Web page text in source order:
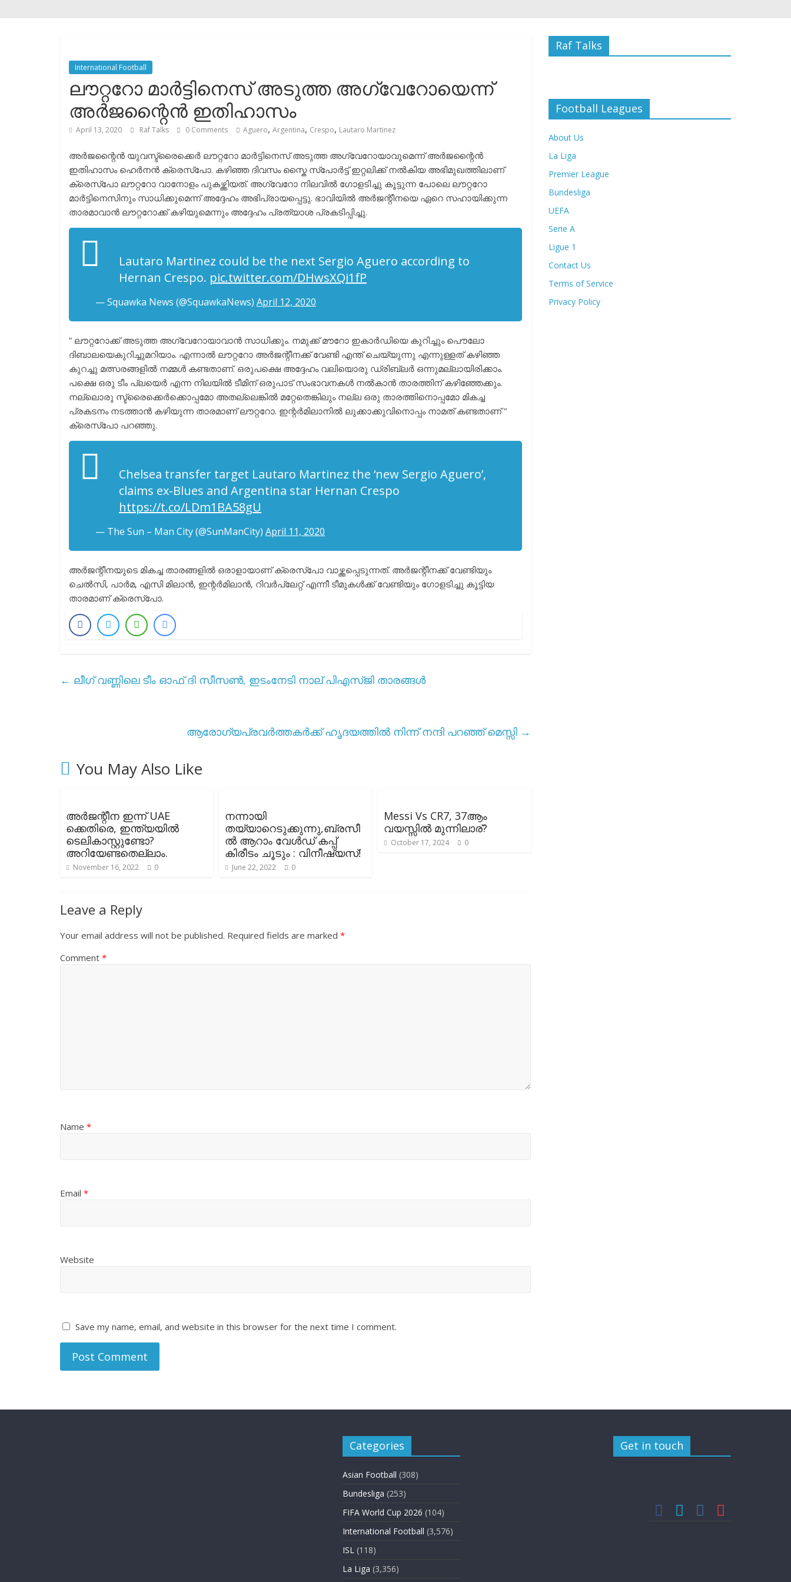
International Football
ലൗറ്ററോ മാർട്ടിനെസ് അടുത്ത അഗ്വേറോയെന്ന്
അർജന്റൈൻ ഇതിഹാസം
April 13, 2020 Raf Talks 0 Comments Aguero, Argentina, Crespo, Lautaro Martinez
അർജന്റൈൻ യുവസ്ട്രൈക്കെർ ലൗറ്ററോ മാർട്ടിനെസ് അടുത്ത അഗ്വേറോയാവുമെന്ന് അർജന്റൈൻ
ഇതിഹാസം ഹെർനൻ ക്രെസ്പോ. കഴിഞ്ഞ ദിവസം സ്കൈ സ്പോർട്ട് ഇറ്റലിക്ക് നൽകിയ അഭിമുഖത്തിലാണ്
ക്രെസ്പോ ലൗറ്ററോ വാനോളം പുകഴ്ത്തിയത്. അഗ്വേറോ നിലവിൽ ഗോളടിച്ചു കൂട്ടുന്ന പോലെ ലൗറ്ററോ
മാർട്ടിനെസിനും സാധിക്കുമെന്ന് അദ്ദേഹം അഭിപ്രായപ്പെട്ടു. ഭാവിയിൽ അർജന്റീനയെ ഏറെ സഹായിക്കുന്ന
താരമാവാൻ ലൗറ്ററോക്ക് കഴിയുമെന്നും അദ്ദേഹം പ്രത്യാശ പ്രകടിപ്പിച്ചു.
Lautaro Martinez could be the next Sergio Aguero according to
Hernan Crespo. pic.twitter.com/DHwsXQi1fP
— Squawka News (@SquawkaNews) April 12, 2020
” ലൗറ്ററോക്ക് അടുത്ത അഗ്വേറോയാവാൻ സാധിക്കും. നമുക്ക് മൗറോ ഇകാർഡിയെ കുറിച്ചും പൌലോ
ദിബാലയെകുറിച്ചുമറിയാം. എന്നാൽ ലൗറ്ററോ അർജന്റീനക്ക് വേണ്ടി എന്ത് ചെയ്യുന്നു എന്നുള്ളത് കഴിഞ്ഞ
കുറച്ചു മത്സരങ്ങളിൽ നമ്മൾ കണ്ടതാണ്. ഒരുപക്ഷെ അദ്ദേഹം വലിയൊരു ഡ്രിബ്ലർ ഒന്നുമല്ലായിരിക്കാം.
പക്ഷെ ഒരു ടീം പ്ലയെർ എന്ന നിലയിൽ ടീമിന് ഒരുപാട് സംഭാവനകൾ നൽകാൻ താരത്തിന് കഴിഞ്ഞേക്കും.
നല്ലൊരു സ്ട്രൈക്കെർക്കൊപ്പമോ അതല്ലെങ്കിൽ മറ്റേതെങ്കിലും നല്ല ഒരു താരത്തിനൊപ്പമോ മികച്ച
പ്രകടനം നടത്താൻ കഴിയുന്ന താരമാണ് ലൗറ്ററോ. ഇന്റർമിലാനിൽ ലുക്കാക്കുവിനൊപ്പം നാമത് കണ്ടതാണ് ”
ക്രെസ്പോ പറഞ്ഞു.
Chelsea transfer target Lautaro Martinez the ‘new Sergio Aguero’,
claims ex-Blues and Argentina star Hernan Crespo
https://t.co/LDm1BA58gU
— The Sun – Man City (@SunManCity) April 11, 2020
അർജന്റീനയുടെ മികച്ച താരങ്ങളിൽ ഒരാളായാണ് ക്രെസ്പോ വാഴ്ത്തപ്പെടുന്നത്. അർജന്റീനക്ക് വേണ്ടിയും
ചെൽസി, പാർമ, എസി മിലാൻ, ഇന്റർമിലാൻ, റിവർപ്ലേറ്റ് എന്നീ ടീമുകൾക്ക് വേണ്ടിയും ഗോളടിച്ചു കൂട്ടിയ
താരമാണ് ക്രെസ്പോ.
← ലീഗ് വണ്ണിലെ ടീം ഓഫ് ദി സീസൺ, ഇടംനേടി നാല് പിഎസ്ജി താരങ്ങൾ
ആരോഗ്യപ്രവർത്തകർക്ക് ഹൃദയത്തിൽ നിന്ന് നന്ദി പറഞ്ഞ് മെസ്സി →
You May Also Like
അർജന്റീന ഇന്ന് UAE
ക്കെതിരെ, ഇന്ത്യയിൽ
ടെലികാസ്റ്റുണ്ടോ?
അറിയേണ്ടതെല്ലാം.
November 16, 2022 0
നന്നായി
തയ്യാറെടുക്കുന്നു,ബ്രസീ
ൽ ആറാം വേൾഡ് കപ്പ്
കിരീടം ചൂടും : വിനീഷ്യസ്!
June 22, 2022 0
Messi Vs CR7, 37ആം
വയസ്സിൽ മുന്നിലാര്?
October 17, 2024 0
Leave a Reply
Your email address will not be published. Required fields are marked *
Comment *
Name *
Email *
Website
Save my name, email, and website in this browser for the next time I comment.
Raf Talks
Football Leagues
About Us
La Liga
Premier League
Bundesliga
UEFA
Serie A
Ligue 1
Contact Us
Terms of Service
Privacy Policy
Categories
Asian Football (308)
Bundesliga (253)
FIFA World Cup 2026 (104)
International Football (3,576)
ISL (118)
La Liga (3,356)
Get in touch